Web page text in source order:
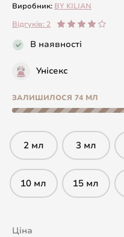
Виробник: BY KILIAN
Відгуків: 2
В наявності
Унісекс
ЗАЛИШИЛОСЯ 74 МЛ
2 мл 3 мл
10 мл 15 мл
Ціна